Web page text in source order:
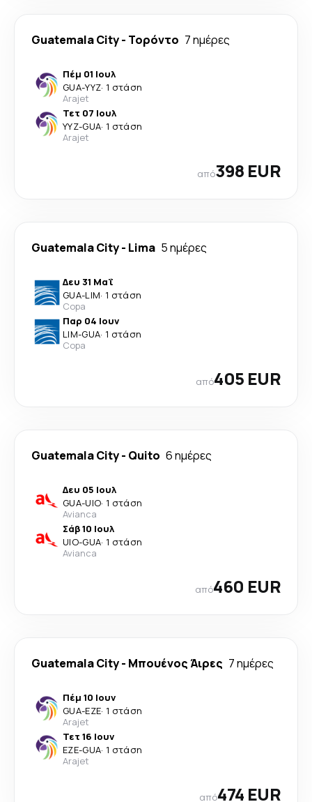
Guatemala City- Τορόντο 7 ημέρες
Πέμ 01 Ιουλ
GUA-YYZ· 1 στάση
Arajet
Τετ 07 Ιουλ
YYZ-GUA· 1 στάση
Arajet
από398 EUR
Guatemala City- Lima 5 ημέρες
Δευ 31 Μαΐ
GUA-LIM· 1 στάση
Copa
Παρ 04 Ιουν
LIM-GUA· 1 στάση
Copa
από405 EUR
Guatemala City- Quito 6 ημέρες
Δευ 05 Ιουλ
GUA-UIO· 1 στάση
Avianca
Σάβ 10 Ιουλ
UIO-GUA· 1 στάση
Avianca
από460 EUR
Guatemala City- Μπουένος Άιρες 7 ημέρες
Πέμ 10 Ιουν
GUA-EZE· 1 στάση
Arajet
Τετ 16 Ιουν
EZE-GUA· 1 στάση
Arajet
από474 EUR